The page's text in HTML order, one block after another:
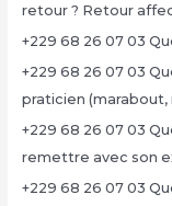
retour ? Retour
+229 68 26 07 03
+229 68 26 07 03
praticien (marabout,
+229 68 26 07 03
remettre avec son
+229 68 26 07 03